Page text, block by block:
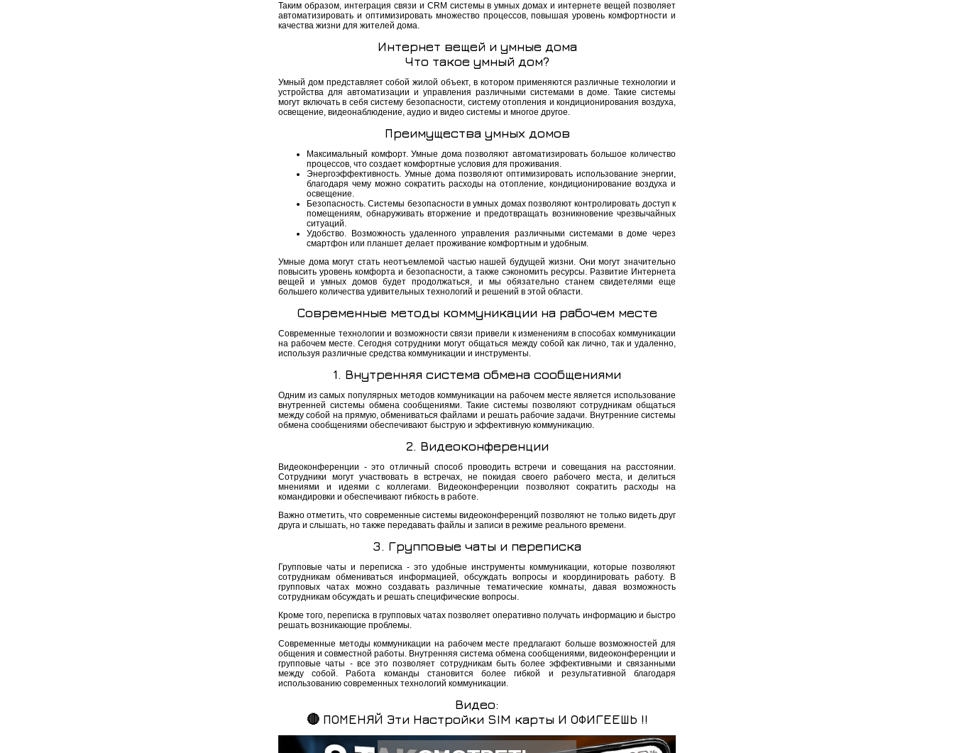
Таким образом, интеграция связи и CRM системы в умных домах и интернете вещей позволяет
автоматизировать и оптимизировать множество процессов, повышая уровень комфортности и
качества жизни для жителей дома.
Интернет вещей и умные дома
Что такое умный дом?
Умный дом представляет собой жилой объект, в котором применяются различные технологии и
устройства для автоматизации и управления различными системами в доме. Такие системы
могут включать в себя систему безопасности, систему отопления и кондиционирования воздуха,
освещение, видеонаблюдение, аудио и видео системы и многое другое.
Преимущества умных домов
Максимальный комфорт. Умные дома позволяют автоматизировать большое количество
процессов, что создает комфортные условия для проживания.
Энергоэффективность. Умные дома позволяют оптимизировать использование энергии,
благодаря чему можно сократить расходы на отопление, кондиционирование воздуха и
освещение.
Безопасность. Системы безопасности в умных домах позволяют контролировать доступ к
помещениям, обнаруживать вторжение и предотвращать возникновение чрезвычайных
ситуаций.
Удобство. Возможность удаленного управления различными системами в доме через
смартфон или планшет делает проживание комфортным и удобным.
Умные дома могут стать неотъемлемой частью нашей будущей жизни. Они могут значительно
повысить уровень комфорта и безопасности, а также сэкономить ресурсы. Развитие Интернета
вещей и умных домов будет продолжаться, и мы обязательно станем свидетелями еще
большего количества удивительных технологий и решений в этой области.
Современные методы коммуникации на рабочем месте
Современные технологии и возможности связи привели к изменениям в способах коммуникации
на рабочем месте. Сегодня сотрудники могут общаться между собой как лично, так и удаленно,
используя различные средства коммуникации и инструменты.
1. Внутренняя система обмена сообщениями
Одним из самых популярных методов коммуникации на рабочем месте является использование
внутренней системы обмена сообщениями. Такие системы позволяют сотрудникам общаться
между собой на прямую, обмениваться файлами и решать рабочие задачи. Внутренние системы
обмена сообщениями обеспечивают быструю и эффективную коммуникацию.
2. Видеоконференции
Видеоконференции - это отличный способ проводить встречи и совещания на расстоянии.
Сотрудники могут участвовать в встречах, не покидая своего рабочего места, и делиться
мнениями и идеями с коллегами. Видеоконференции позволяют сократить расходы на
командировки и обеспечивают гибкость в работе.
Важно отметить, что современные системы видеоконференций позволяют не только видеть друг
друга и слышать, но также передавать файлы и записи в режиме реального времени.
3. Групповые чаты и переписка
Групповые чаты и переписка - это удобные инструменты коммуникации, которые позволяют
сотрудникам обмениваться информацией, обсуждать вопросы и координировать работу. В
групповых чатах можно создавать различные тематические комнаты, давая возможность
сотрудникам обсуждать и решать специфические вопросы.
Кроме того, переписка в групповых чатах позволяет оперативно получать информацию и быстро
решать возникающие проблемы.
Современные методы коммуникации на рабочем месте предлагают больше возможностей для
общения и совместной работы. Внутренняя система обмена сообщениями, видеоконференции и
групповые чаты - все это позволяет сотрудникам быть более эффективными и связанными
между собой. Работа команды становится более гибкой и результативной благодаря
использованию современных технологий коммуникации.
Видео:
🔴 ПОМЕНЯЙ Эти Настройки SIM карты И ОФИГЕЕШЬ !!